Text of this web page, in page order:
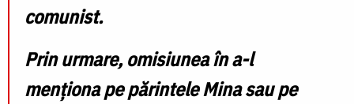
comunist.
Prin urmare, omisiunea în a-l
menționa pe părintele Mina sau pe